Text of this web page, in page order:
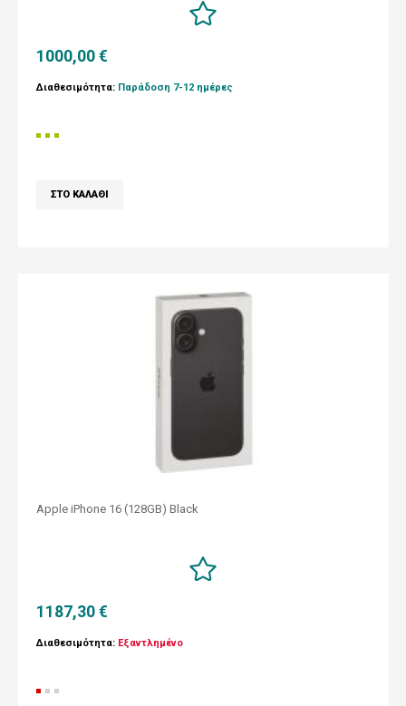
1000,00 €
Διαθεσιμότητα: Παράδοση 7-12 ημέρες
Apple iPhone 16 (128GB) Black
1187,30 €
Διαθεσιμότητα: Εξαντλημένο